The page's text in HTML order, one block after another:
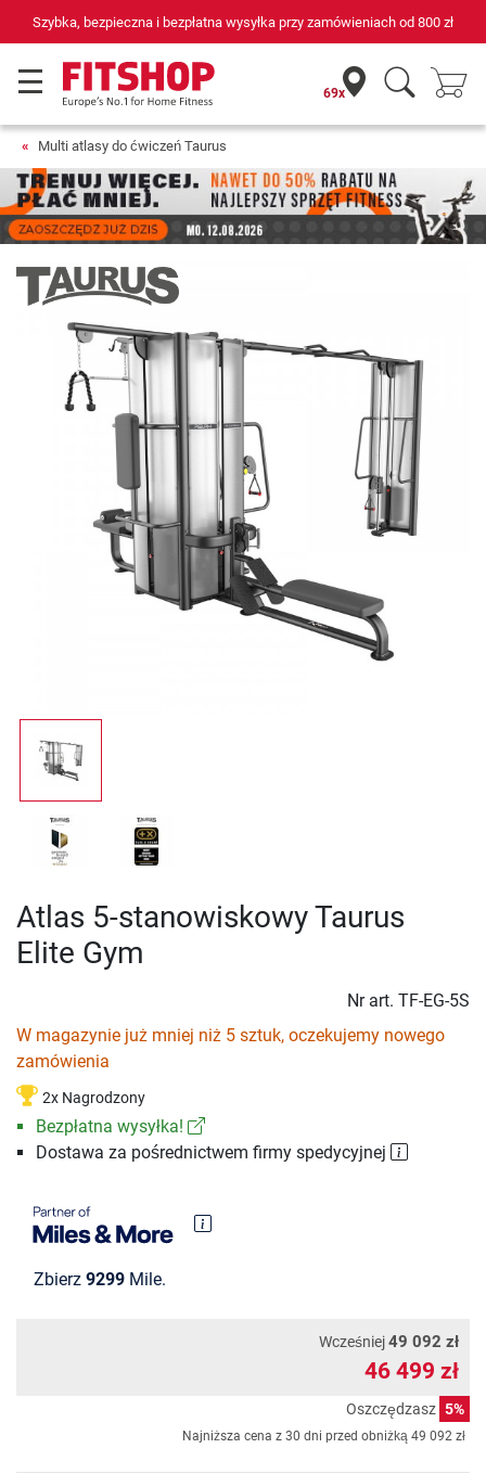
69 sklepów fitness i 75 własnych techników serwisowych
69x
Multi atlasy do ćwiczeń Taurus
Atlas 5-stanowiskowy Taurus
Elite Gym
Nr art. TF-EG-5S
W magazynie już mniej niż 5 sztuk, oczekujemy nowego
zamówienia
2x Nagrodzony
Bezpłatna wysyłka!
Dostawa za pośrednictwem firmy spedycyjnej
Zbierz 9299 Mile.
Wcześniej49 092 zł
46 499 zł
Oszczędzasz 5%
Najniższa cena z 30 dni przed obniżką 49 092 zł